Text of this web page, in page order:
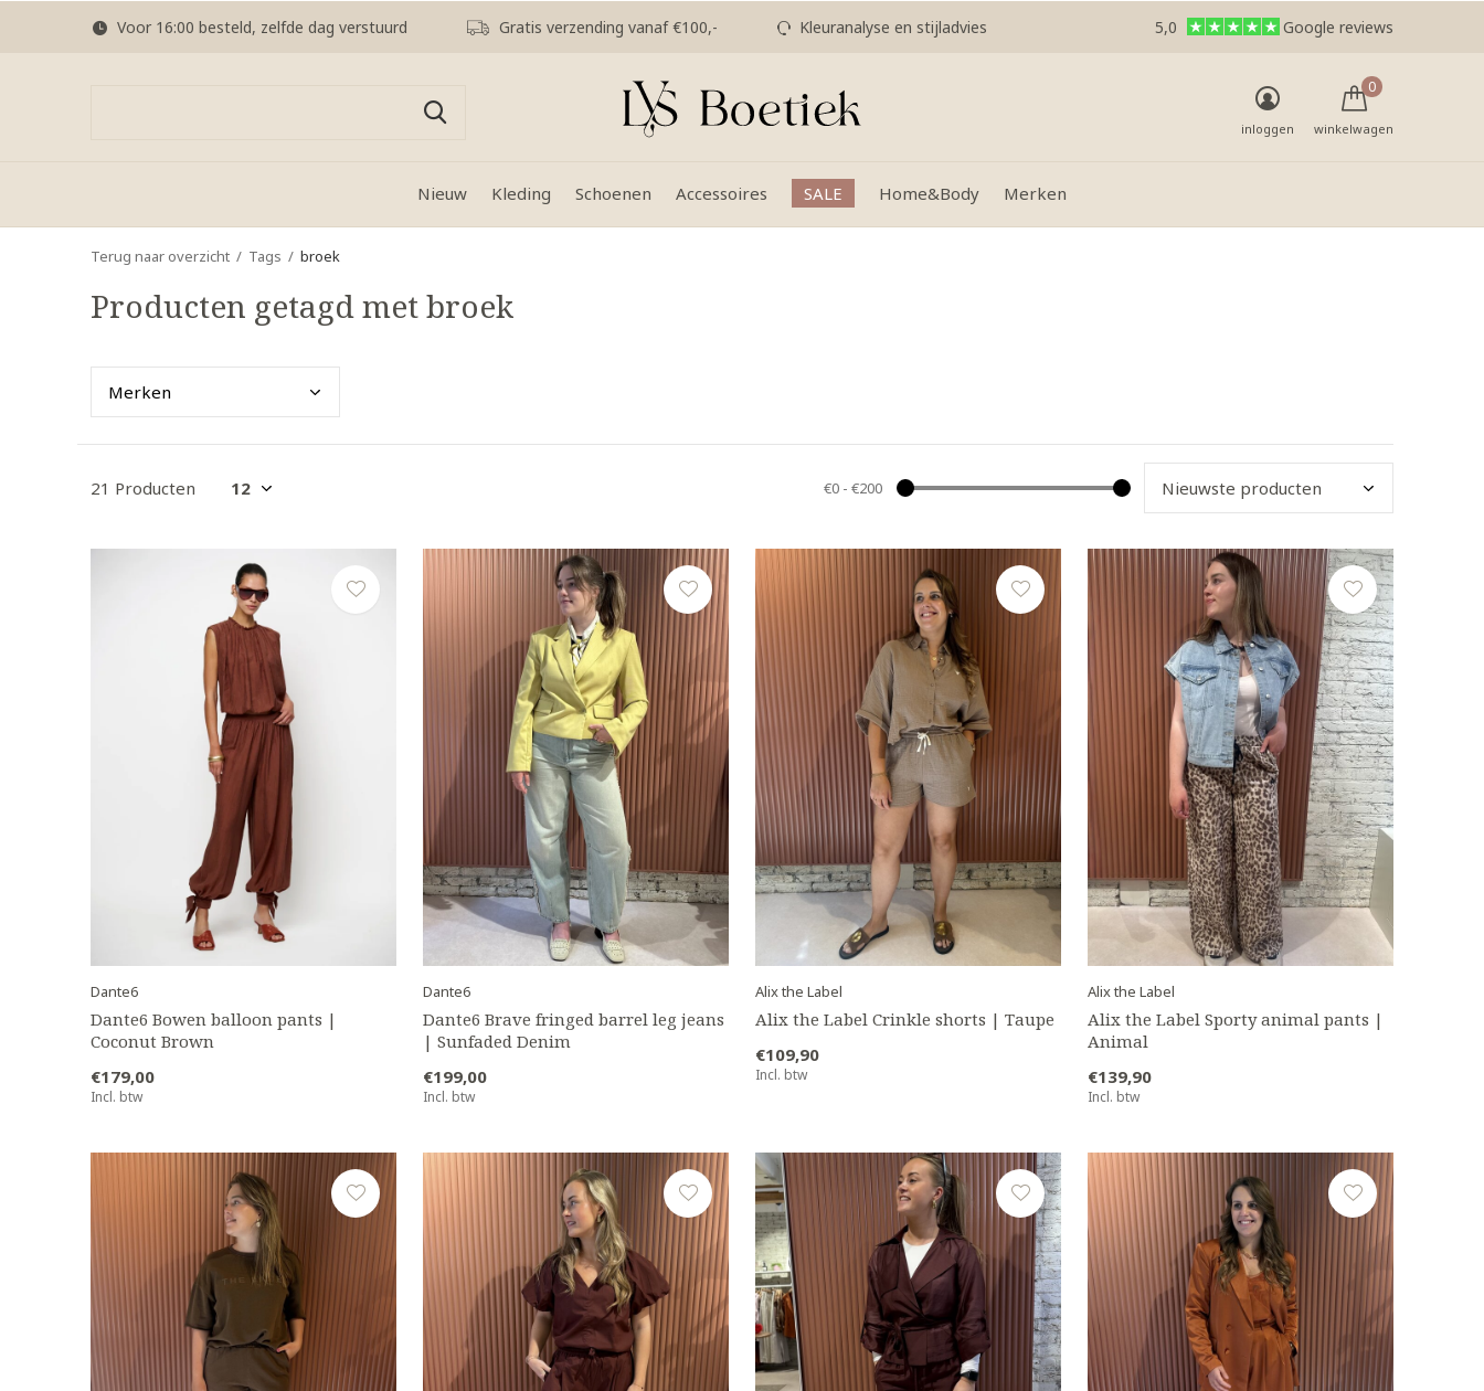
Nieuw Kleding Schoenen Accessoires SALE Home&Body Merken
inloggen winkelwagen
0
Voor 16:00 besteld, zelfde dag verstuurd Gratis verzending vanaf €100,- Kleuranalyse en stijladvies 5,0 Google reviews
Terug naar overzicht Tags broek
Producten getagd met broek
Merken
21 Producten €0- €200
Dante6
Dante6 Bowen balloon pants |
Coconut Brown
€179,00
Incl. btw
Dante6
Dante6 Brave fringed barrel leg jeans
| Sunfaded Denim
€199,00
Incl. btw
Alix the Label
Alix the Label Crinkle shorts | Taupe
€109,90
Incl. btw
Alix the Label
Alix the Label Sporty animal pants |
Animal
€139,90
Incl. btw